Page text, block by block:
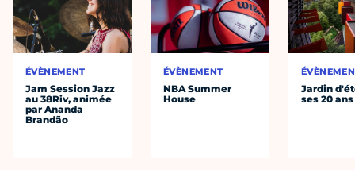
ÉVÈNEMENT
Jam Session Jazz
au 38Riv, animée
par Ananda
Brandão
ÉVÈNEMENT
NBA Summer
House
Jardin
ses 20 ans